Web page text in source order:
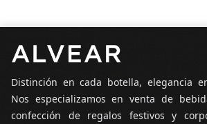
Distinción en cada botella, elegancia
Nos especializamos en venta de
confección de regalos festivos y